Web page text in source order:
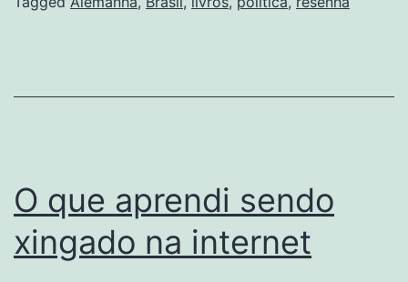
Economia.
O que aprendi sendo
xingado na internet